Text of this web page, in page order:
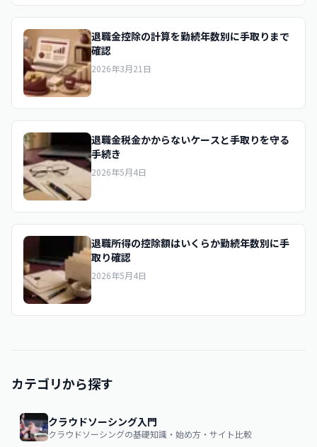
退職金控除の計算を勤続年数別に手取りまで
確認
2026年3月21日
退職金税金かからないケースと手取りを守る
手続き
2026年5月4日
退職所得の控除額はいくらか勤続年数別に手
取り確認
2026年5月4日
カテゴリから探す
クラウドソーシング入門
クラウドソーシングの基礎知識・始め方・サイト比較